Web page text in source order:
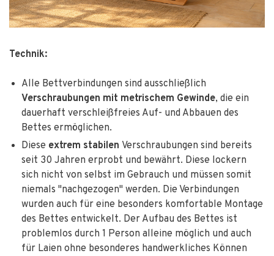
Technik:
Alle Bettverbindungen sind ausschließlich
Verschraubungen mit metrischem Gewinde, die ein
dauerhaft verschleißfreies Auf- und Abbauen des
Bettes ermöglichen.
Diese extrem stabilen Verschraubungen sind bereits
seit 30 Jahren erprobt und bewährt. Diese lockern
sich nicht von selbst im Gebrauch und müssen somit
niemals "nachgezogen" werden. Die Verbindungen
wurden auch für eine besonders komfortable Montage
des Bettes entwickelt. Der Aufbau des Bettes ist
problemlos durch 1 Person alleine möglich und auch
für Laien ohne besonderes handwerkliches Können